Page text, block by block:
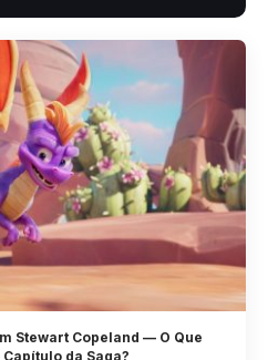
Stewart Copeland — O Que
da Saga?